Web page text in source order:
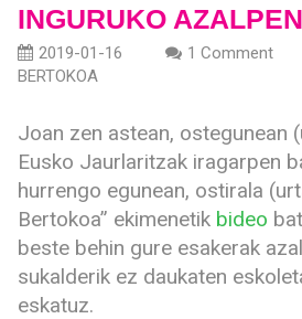
INGURUKO
2019-01-16 1 Comment
BERTOKOA
Joan zen astean, ostegunean
Eusko Jaurlaritzak iragarpen
hurrengo egunean, ostirala
Bertokoa” ekimenetik bideo
beste behin gure esakerak
sukalderik ez daukaten
eskatuz.